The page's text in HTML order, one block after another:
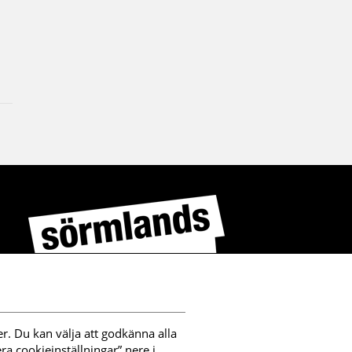
Du kan välja att godkänna alla